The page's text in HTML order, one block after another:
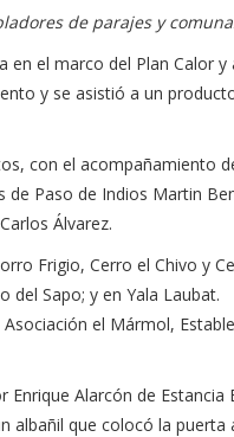
de parajes y
el marco del Plan Calor
y se asistió a un
con el acompañamiento
de Paso de Indios Martin
Álvarez.
Frigio, Cerro el Chivo y
del Sapo; y en Yala Laubat.
el Mármol,
Alarcón de Estancia
albañil que colocó la puerta